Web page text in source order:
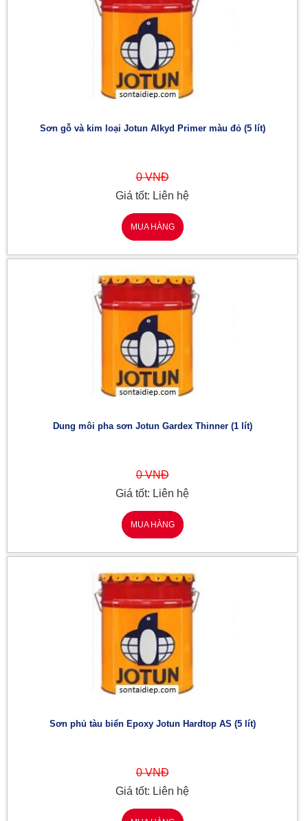
Sơn gỗ và kim loại Jotun Alkyd Primer màu đỏ (5 lít)
0 VNĐ
Giá tốt: Liên hệ
MUA HÀNG
Dung môi pha sơn Jotun Gardex Thinner (1 lít)
0 VNĐ
Giá tốt: Liên hệ
MUA HÀNG
Sơn phủ tàu biển Epoxy Jotun Hardtop AS (5 lít)
0 VNĐ
Giá tốt: Liên hệ